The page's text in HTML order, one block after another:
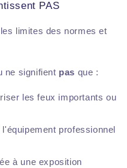
PAS
limites des normes et
ne signifient pas que :
les feux importants ou
professionnel
à une exposition